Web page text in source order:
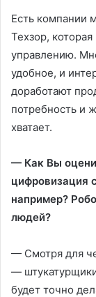
Есть компании
Техзор,
управлению.
удобное, и
доработают
потребность и
хватает.
— Как Вы
цифровизация
например?
людей?
— Смотря для
—
будет точно